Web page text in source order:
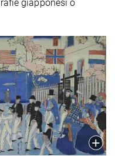
giapponesi o